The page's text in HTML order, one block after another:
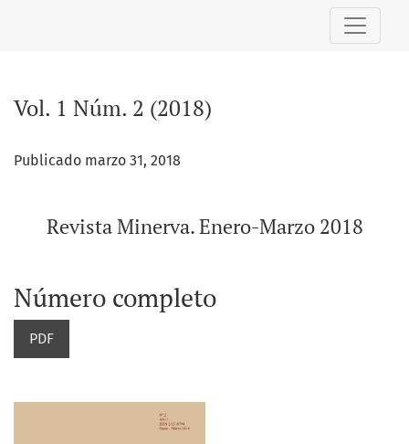
Vol. 1 Núm. 2 (2018): Revista Minerva. Enero-Marzo 2018
Vol. 1 Núm. 2 (2018)
Publicado marzo 31, 2018
Revista Minerva. Enero-Marzo 2018
Número completo
PDF